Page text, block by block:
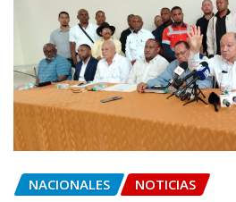
NACIONALES NOTICIAS